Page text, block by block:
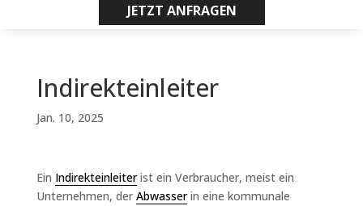
JETZT ANFRAGEN
Indirekteinleiter
Jan. 10, 2025
Ein Indirekteinleiterist ein Verbraucher, meist ein
Unternehmen, der Abwasserin eine kommunale